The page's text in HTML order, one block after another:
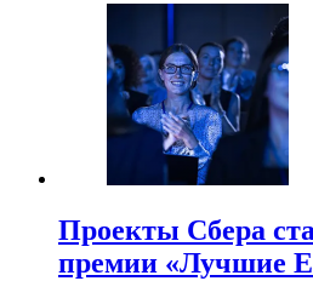
Проекты Сбера
премии «Лучшие